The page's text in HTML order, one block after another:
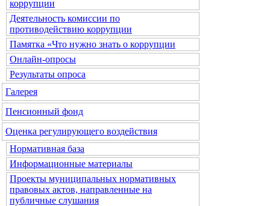
коррупции
Деятельность комиссии по
противодействию коррупции
Памятка «Что нужно знать о коррупции
Онлайн-опросы
Результаты опроса
Галерея
Пенсионный фонд
Оценка регулирующего воздействия
Нормативная база
Информационные материалы
Проекты муниципальных нормативных
правовых актов, направленные на
публичные слушания